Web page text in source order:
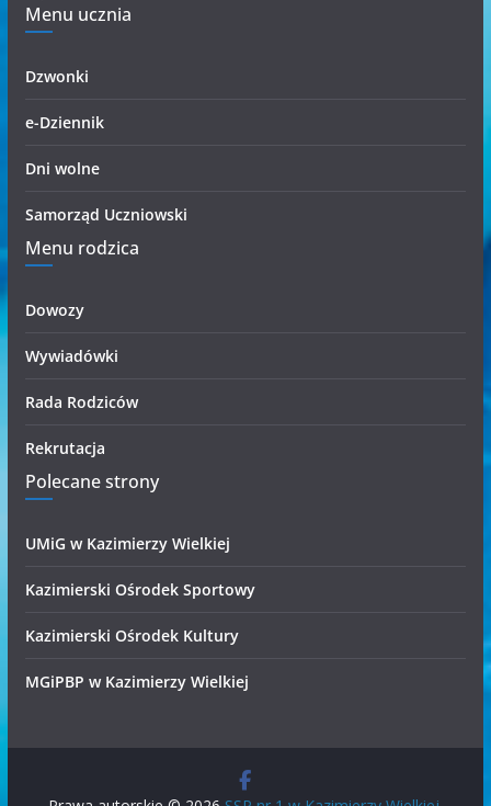
i
i
Menu ucznia
Dzwonki
e-Dziennik
Dni wolne
Samorząd Uczniowski
Menu rodzica
Dowozy
Wywiadówki
Rada Rodziców
Rekrutacja
Polecane strony
UMiG w Kazimierzy Wielkiej
Kazimierski Ośrodek Sportowy
Kazimierski Ośrodek Kultury
MGiPBP w Kazimierzy Wielkiej